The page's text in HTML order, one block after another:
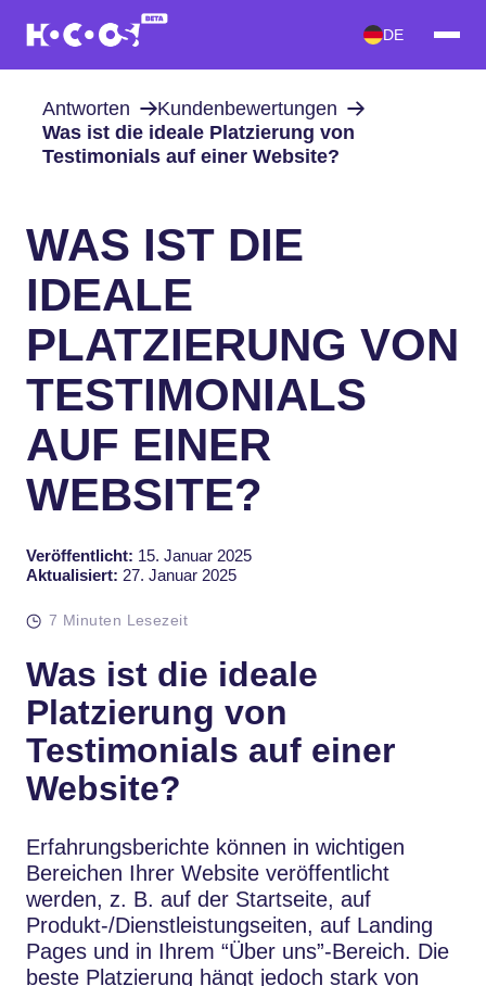
DE
Antworten
Kundenbewertungen
Was ist die ideale Platzierung von
Testimonials auf einer Website?
WAS IST DIE
IDEALE
PLATZIERUNG VON
TESTIMONIALS
AUF EINER
WEBSITE?
Veröffentlicht: 15. Januar 2025
Aktualisiert: 27. Januar 2025
7 Minuten Lesezeit
Was ist die ideale
Platzierung von
Testimonials auf einer
Website?
Erfahrungsberichte können in wichtigen
Bereichen Ihrer Website veröffentlicht
werden, z. B. auf der Startseite, auf
Produkt-/Dienstleistungseiten, auf Landing
Pages und in Ihrem “Über uns”-Bereich. Die
beste Platzierung hängt jedoch stark von